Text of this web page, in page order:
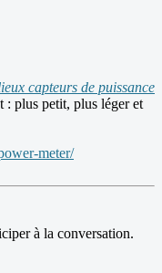
capteurs de puissance
: plus petit, plus léger et
meter/
à la conversation.